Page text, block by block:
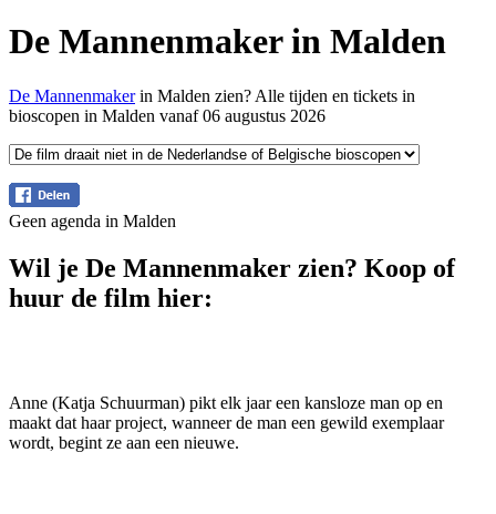
De Mannenmaker in Malden
De Mannenmakerin Malden zien? Alle tijden en tickets in
bioscopen in Malden vanaf 06 augustus 2026
Geen agenda in Malden
Wil je De Mannenmaker zien? Koop of
huur de film hier:
Anne (Katja Schuurman) pikt elk jaar een kansloze man op en
maakt dat haar project, wanneer de man een gewild exemplaar
wordt, begint ze aan een nieuwe.